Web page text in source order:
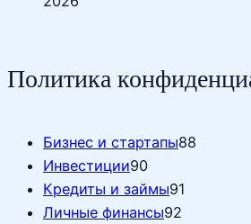
Политика
Бизнес и стартапы88
Инвестиции90
Кредиты и займы91
Личные финансы92